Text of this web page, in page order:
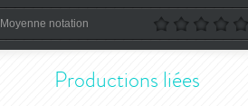
Moyenne notation
Productions liées